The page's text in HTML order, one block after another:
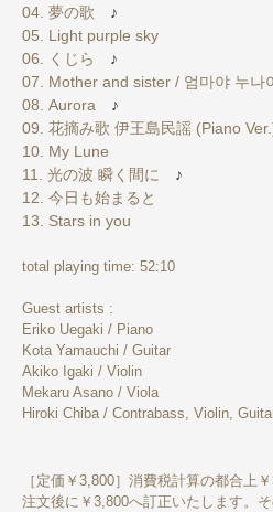
04. 夢の歌 ♪
05. Light purple sky
06. くじら
♪
07. Mother and sister / 엄마야 누나
08. Aurora ♪
09. 花摘み歌 伊王島民謡 (Piano
10. My Lune
11. 光の波 瞬く間に ♪
12. 今日も始まると
13. Stars in you
total playing time: 52:10
Guest artists :
Eriko Uegaki / Piano
Kota Yamauchi / Guitar
Akiko Igaki / Violin
Mekaru Asano / Viola
Hiroki Chiba / Contrabass, Violin,
［定価￥3,800］消費税計算の都合上
注文後に￥3,800へ訂正いたします。